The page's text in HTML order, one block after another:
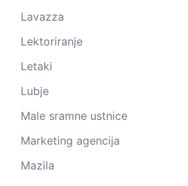
Lavazza
Lektoriranje
Letaki
Lubje
Male sramne ustnice
Marketing agencija
Mazila